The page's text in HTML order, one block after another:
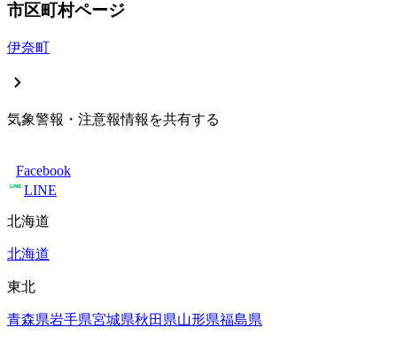
市区町村ページ
伊奈町
気象警報・注意報情報を共有する
Facebook
LINE
北海道
北海道
東北
青森県岩手県宮城県秋田県山形県福島県